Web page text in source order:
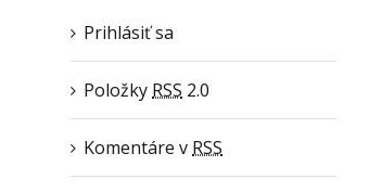
Prihlásiť sa
Položky RSS 2.0
Komentáre v RSS